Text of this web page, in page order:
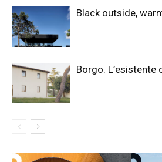
Black outside,
Borgo.